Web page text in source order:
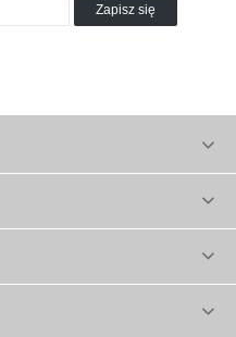
Zapisz się